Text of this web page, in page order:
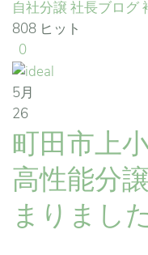
自社分譲 社長ブログ
808 ヒット
0
5月
26
町田市上
高性能分
まりまし